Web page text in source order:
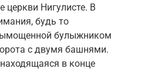
церкви Нигулисте. В
будь то
булыжником
с двумя башнями.
в конце